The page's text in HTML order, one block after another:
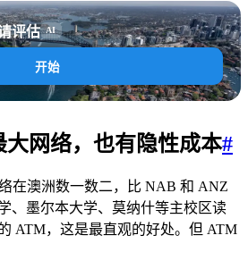
评估 AI
开始
大网络，也有隐性成本#
在澳洲数一数二，比 NAB 和 ANZ
、墨尔本大学、莫纳什等主校区读
ATM，这是最直观的好处。但 ATM